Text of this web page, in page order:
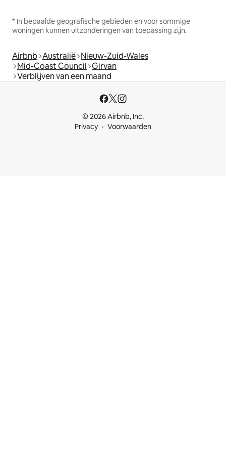
* In bepaalde geografische gebieden en voor sommige
woningen kunnen uitzonderingen van toepassing zijn.
Airbnb Australië Nieuw-Zuid-Wales
Mid-Coast Council Girvan
Verblijven van een maand
© 2026 Airbnb, Inc.
Privacy
Voorwaarden